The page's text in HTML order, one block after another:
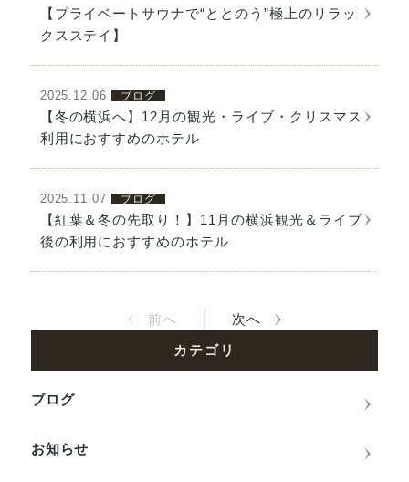
【プライベートサウナで“ととのう”極上のリラッ
クスステイ】
詳細を見る
2025.12.06 ブログ
【冬の横浜へ】12月の観光・ライブ・クリスマス
利用におすすめのホテル
詳細を見る
2025.11.07 ブログ
【紅葉＆冬の先取り！】11月の横浜観光＆ライブ
後の利用におすすめのホテル
詳細を見る
前へ
次へ
カテゴリ
ブログ
お知らせ